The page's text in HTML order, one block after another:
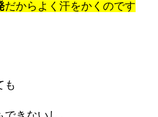
だからよく汗をかくのです
も